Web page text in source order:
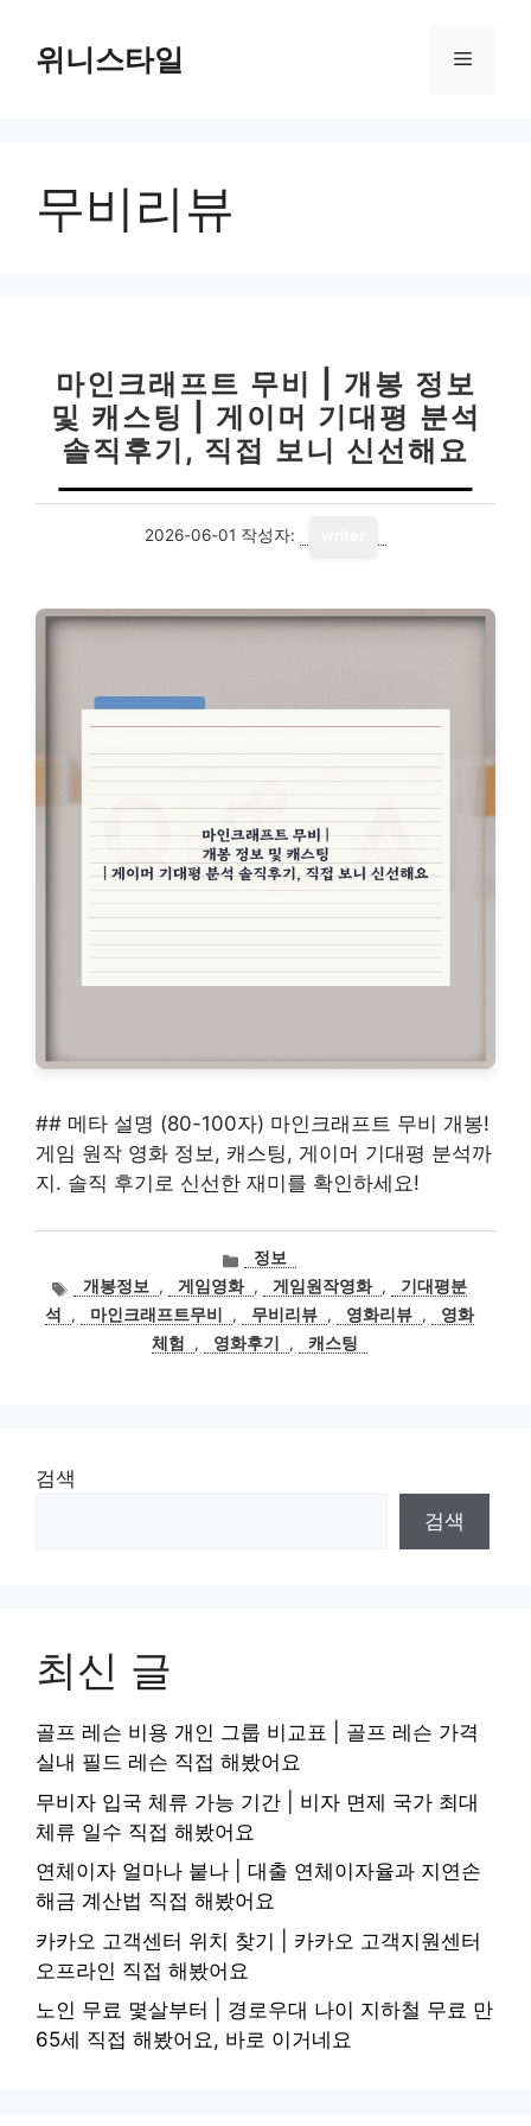
위니스타일 메
무비리뷰
마인크래프트 무비 | 개봉 정보
및 캐스팅 | 게이머 기대평 분석
솔직후기, 직접 보니 신선해요
2026-06-01 작성자:
## 메타 설명 (80-100자) 마인크래프트 무비 개봉!
게임 원작 영화 정보, 캐스팅, 게이머 기대평 분석까
지. 솔직 후기로 신선한 재미를 확인하세요!
카
고
리
정보
태개봉정보 , 게임영화 , 게임원작영화 ,
기대평분
석
, 마인크래프트무비 , 무비리뷰 , 영화리뷰 ,
영화
체험
, 영화후기 , 캐스팅
검색
검색
최신 글
골프 레슨 비용 개인 그룹 비교표 | 골프 레슨 가격
실내 필드 레슨 직접 해봤어요
무비자 입국 체류 가능 기간 | 비자 면제 국가 최대
체류 일수 직접 해봤어요
연체이자 얼마나 붙나 | 대출 연체이자율과 지연손
해금 계산법 직접 해봤어요
카카오 고객센터 위치 찾기 | 카카오 고객지원센터
오프라인 직접 해봤어요
노인 무료 몇살부터 | 경로우대 나이 지하철 무료 만
65세 직접 해봤어요, 바로 이거네요